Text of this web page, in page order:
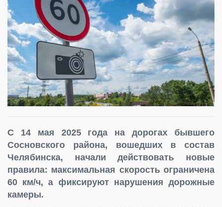
С 14 мая 2025 года на дорогах бывшего
Сосновского района, вошедших в состав
Челябинска, начали действовать новые
правила: максимальная скорость ограничена
60 км/ч, а фиксируют нарушения дорожные
камеры.